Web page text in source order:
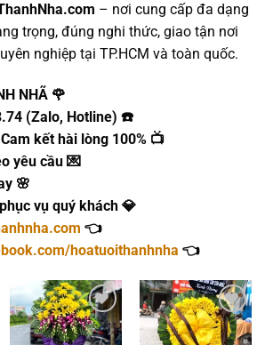
– nơi cung cấp đa dạng
trọng, đúng nghi thức, giao tận nơi
nghiệp tại TP.HCM và toàn quốc.
NHÃ 🌹
(Zalo, Hotline) ☎️
kết hài lòng 100% 📺
yêu cầu 💌
🌸
vụ quý khách 💎
👈
hoatuoithanhnha 👈
Add to
wishlist
Add to
wishlist